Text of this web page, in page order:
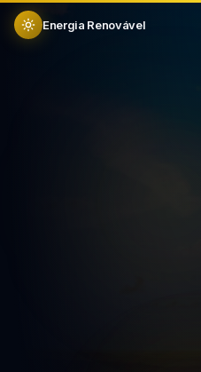
Energia Renovável